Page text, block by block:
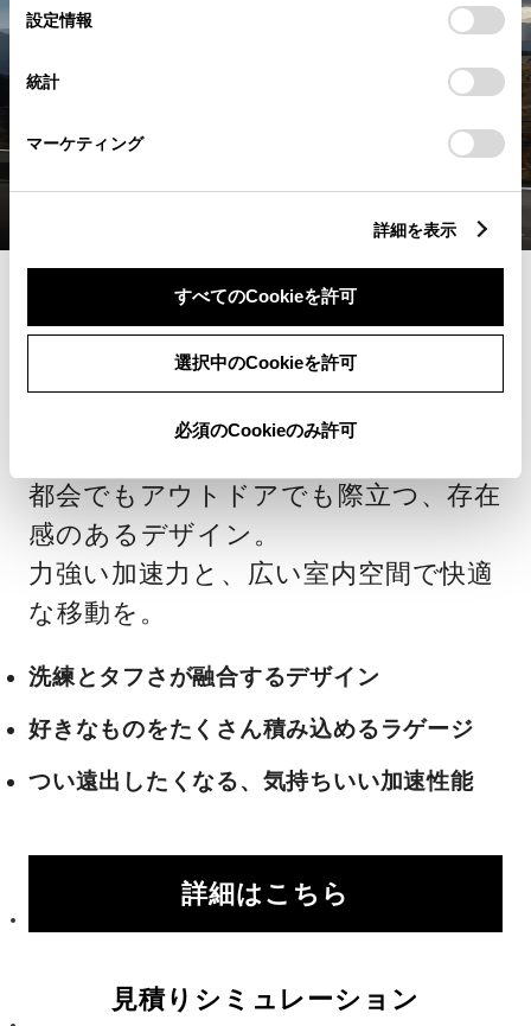
デバイスにすべてのCookie(クッキー)が保存されることに同
意したことになります。Cookie(クッキー)のオプトアウト、
設定の変更、同意を撤回したりするにあたっては、当社の
「Cookie（クッキー）情報の取り扱いについて
」をご覧くだ
択
設定情報
統計
マーケティング
詳細を表示
すべてのCookieを許可
選択中のCookieを許可
必須のCookieのみ許可
SUV
bZ4X Touring
都会でもアウトドアでも際立つ、存在
感のあるデザイン。
力強い加速力と、広い室内空間で快適
な移動を。
洗練とタフさが融合するデザイン
好きなものをたくさん積み込めるラゲージ
つい遠出したくなる、気持ちいい加速性能
詳細はこちら
見積りシミュレーション